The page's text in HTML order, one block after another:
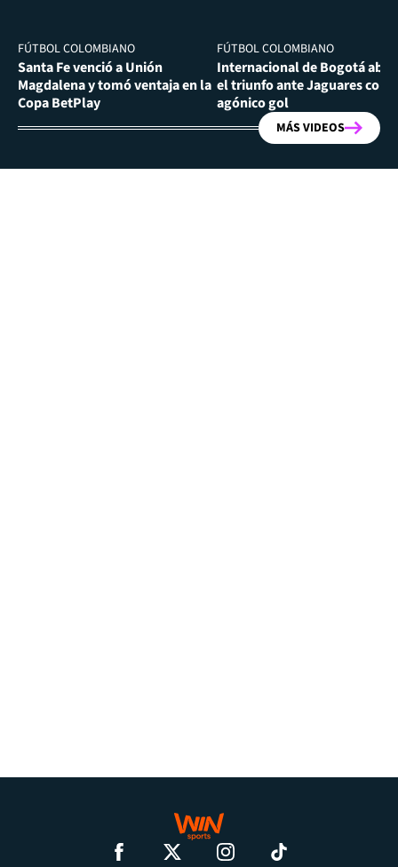
FÚTBOL COLOMBIANO
Santa Fe venció a Unión
Magdalena y tomó ventaja en la
Copa BetPlay
FÚTBOL COLOMBIANO
Internacional de Bogotá
el triunfo ante Jaguares con
agónico gol
MÁS VIDEOS